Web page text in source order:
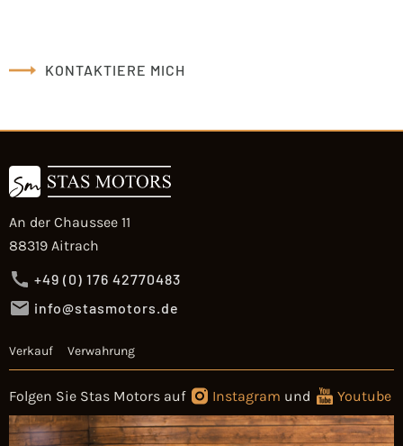
KONTAKTIERE MICH
An der Chaussee 11
88319 Aitrach
+49 (0) 176 42770483
info@stasmotors.de
Verkauf Verwahrung
Folgen Sie Stas Motors auf Instagram und Youtube